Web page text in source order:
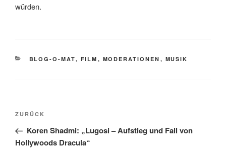
würden.
KATEGORIEN
BLOG-O-MAT, FILM , MODERATIONEN , MUSIK
Beitragsnavigation
Vorheriger
Beitrag
ZURÜCK
Koren Shadmi: „Lugosi – Aufstieg und Fall von
Hollywoods Dracula“